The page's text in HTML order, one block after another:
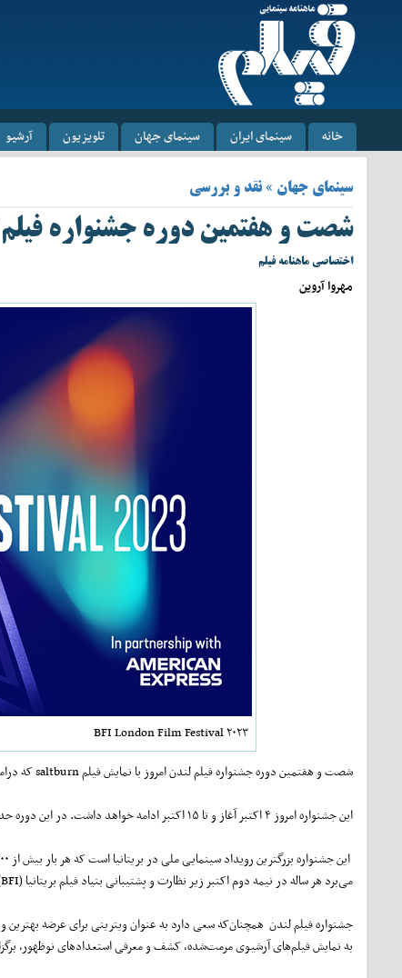
خانه سینمای ایران سینمای جهان تلویزیون آرشیو
سینمای جهان » نقد و بررسی
شصت و هفتمین دوره جشنواره فیلم
اختصاصی ماهنامه فیلم
مهروا آروین
۲۰۲۳ BFI London Film Festival
شصت و هفتمین دوره جشنواره فیلم لندن امروز با نمایش فیلم saltburn که درامی دلهره‌آور و روانشناختی است به کارگردانی "امرالد فنل" آغاز به کار کرد.
این جشنواره امروز ۴ اکتبر آغاز و تا ۱۵ اکتبر ادامه خواهد داشت. در این دوره حدود ۳۰۰ فیلم بلند و کوتاه در ده روز به نمایش در خواهند آمد.
می‌برد هر ساله در نیمه دوم اکتبر زیر نظارت و پشتیبانی بنیاد فیلم بریتانیا (BFI) برگزار می‌شود.
جشنواره فیلم لندن همچنان‌که سعی دارد به عنوان ویترینی برای عرضه بهترین و
به نمایش فیلم‌های آرشیوی مرمت‌شده، کشف و معرفی استعدادهای نوظهور،